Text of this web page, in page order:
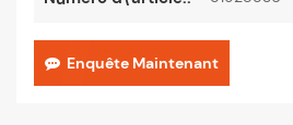
Enquête Maintenant